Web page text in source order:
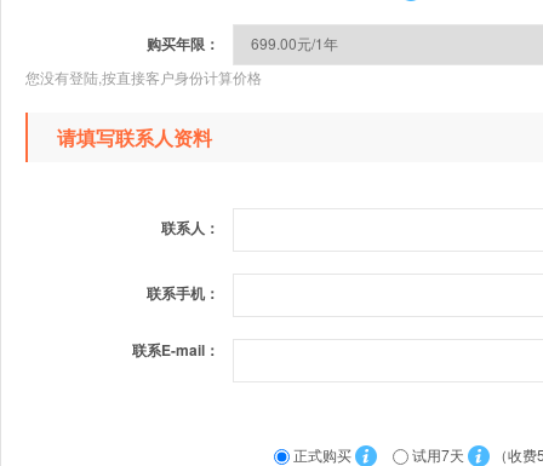
购买年限：
您没有登陆,按直接客户身份计算价格
请填写联系人资料
联系人：
联系手机：
联系E-mail：
正式购买 试用7天
（收费